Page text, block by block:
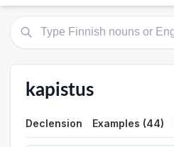
kapistus
Declension Examples (44)